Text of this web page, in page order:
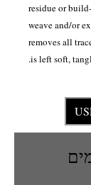
residue or
weave and/or
removes all
is left soft,